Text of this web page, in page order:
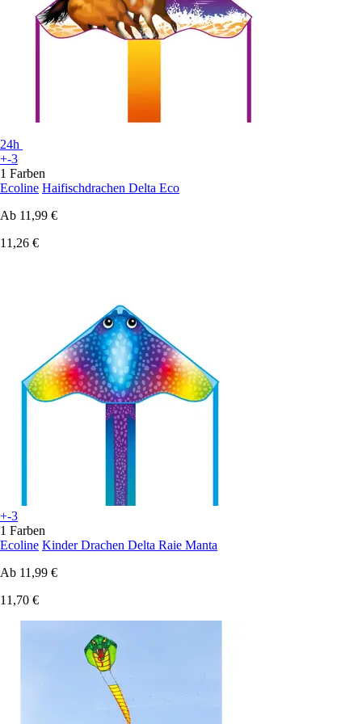
24h
+-3
1 Farben
Ecoline Haifischdrachen Delta Eco
Ab 11,99 €
11,26 €
+-3
1 Farben
Ecoline Kinder Drachen Delta Raie Manta
Ab 11,99 €
11,70 €